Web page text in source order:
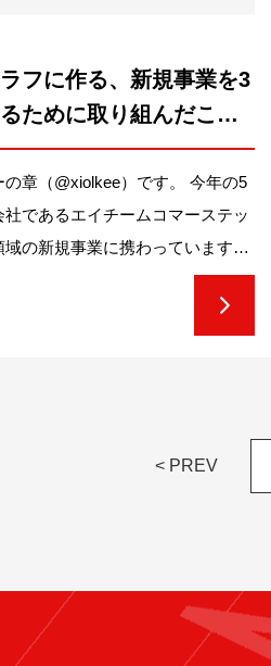
フに作る、新規事業を3
ために取り組んだこ
章（@xiolkee）です。 今年の5
であるエイチームコマーステッ
の新規事業に携わっています
< PREV